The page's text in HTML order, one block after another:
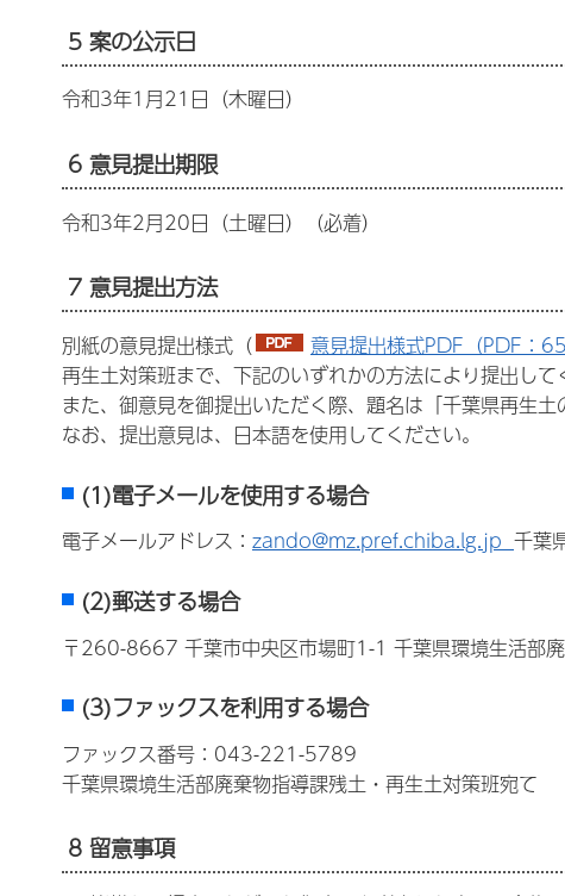
5 案の公示日
令和3年1月21日（木曜日）
6 意見提出期限
令和3年2月20日（土曜日）（必着）
7 意見提出方法
別紙の意見提出様式（ 意見提出様式PDF（PDF：
再生土対策班まで、下記のいずれかの方法により提出し
また、御意見を御提出いただく際、題名は「千葉県再生
なお、提出意見は、日本語を使用してください。
(1)電子メールを使用する場合
電子メールアドレス： zando@mz.pref.chiba.lg.jp 千葉
(2)郵送する場合
〒260-8667 千葉市中央区市場町1-1 千葉県環境生活部
(3)ファックスを利用する場合
ファックス番号：043-221-5789
千葉県環境生活部廃棄物指導課残土・再生土対策班宛て
8 留意事項